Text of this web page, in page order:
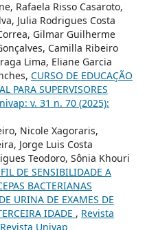
Rafaela Risso Casaroto,
Julia Rodrigues Costa
Gilmar Guilherme
Camilla Ribeiro
Lima, Eliane Garcia
CURSO DE EDUCAÇÃO
PARA SUPERVISORES
v. 31 n. 70 (2025):
Nicole Xagoraris,
Jorge Luis Costa
Teodoro, Sônia Khouri
DE SENSIBILIDADE A
BACTERIANAS
URINA DE EXAMES DE
IDADE , Revista
Univap